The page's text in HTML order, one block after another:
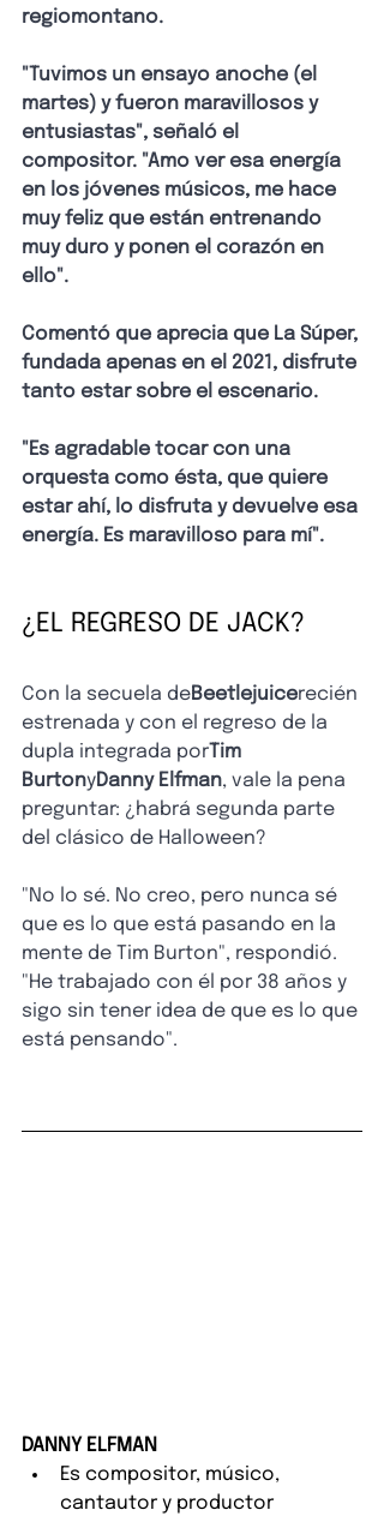
regiomontano.
"Tuvimos un ensayo anoche (el
martes) y fueron maravillosos y
entusiastas", señaló el
compositor. "Amo ver esa energía
en los jóvenes músicos, me hace
muy feliz que están entrenando
muy duro y ponen el corazón en
ello".
Comentó que aprecia que La Súper,
fundada apenas en el 2021, disfrute
tanto estar sobre el escenario.
"Es agradable tocar con una
orquesta como ésta, que quiere
estar ahí, lo disfruta y devuelve esa
energía. Es maravilloso para mí".
¿EL REGRESO DE JACK?
Con la secuela deBeetlejuicerecién
estrenada y con el regreso de la
dupla integrada porTim
BurtonyDanny Elfman, vale la pena
preguntar: ¿habrá segunda parte
del clásico de Halloween?
"No lo sé. No creo, pero nunca sé
que es lo que está pasando en la
mente de Tim Burton", respondió.
"He trabajado con él por 38 años y
sigo sin tener idea de que es lo que
está pensando".
DANNY ELFMAN
Es compositor, músico,
cantautor y productor